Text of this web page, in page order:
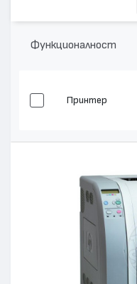
Функционалност
Принтер